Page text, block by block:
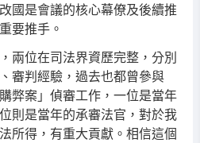
國是會議的核心幕僚及後續推
要推手。
兩位在司法界資歷完整，分別
審判經驗，過去也都曾參與
購弊案」偵審工作，一位是當年
則是當年的承審法官，對於我
所得，有重大貢獻。相信這個